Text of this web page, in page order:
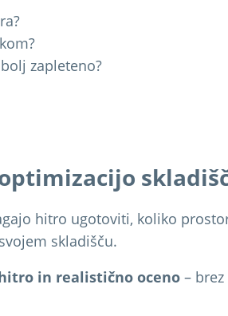
zapleteno?
hitro ugotoviti, koliko
skladišču.
in realistično oceno –